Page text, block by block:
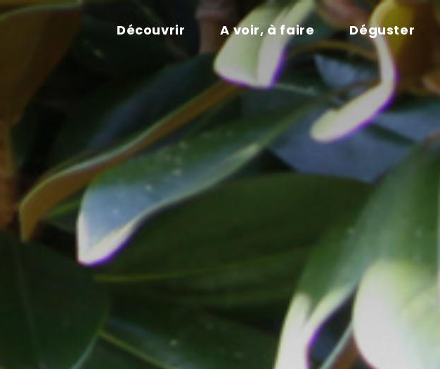
Découvrir A voir, à faire Déguster